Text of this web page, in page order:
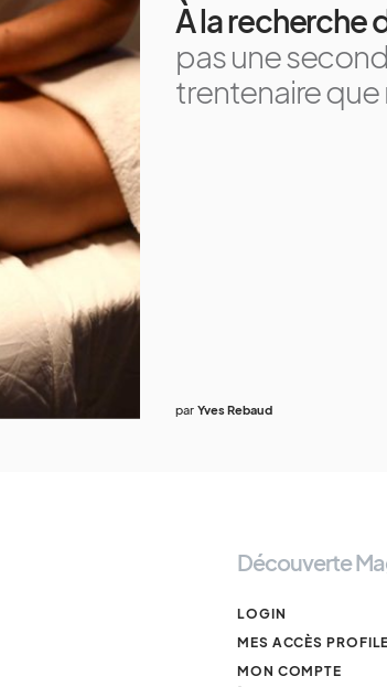
À la recherche
pas une
trentenaire que
par Yves Rebaud
Découverte
LOGIN
MES ACCÈS
MON COMPTE